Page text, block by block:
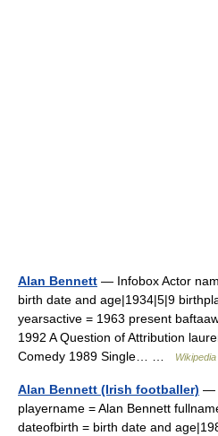
Alan Bennett — Infobox Actor
birth date and age|1934|5|9
yearsactive = 1963 present
1992 A Question of Attribution
Comedy 1989 Single… …
Wikipedia
Alan Bennett (Irish footballer) —
playername = Alan Bennett
dateofbirth = birth date and